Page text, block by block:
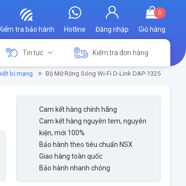
0
Giỏ hàng
Đăng nhập
Hotline
Kiểm tra bảo hành
Tin tức Kiểm tra đơn hàng
bị mạng Bộ Mở Rộng Sóng Wi-Fi D-Link DAP-1325
Cam kết hàng chính hãng
Cam kết hàng nguyên tem, nguyên
kiện, mới 100%
Bảo hành theo tiêu chuẩn NSX
Giao hàng toàn quốc
Bảo hành nhanh chóng